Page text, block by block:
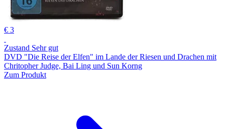
€ 3
Zustand Sehr gut
DVD "Die Reise der Elfen" im Lande der Riesen und Drachen mit
Chritopher Judge, Bai Ling und Sun Korng
Zum Produkt